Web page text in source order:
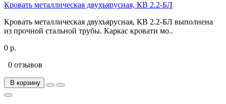
Кровать металлическая двухъярусная, КВ 2.2-БЛ
Кровать металлическая двухъярусная, КВ 2.2-БЛ выполнена
из прочной стальной трубы. Каркас кровати мо..
0 р.
0 отзывов
В корзину